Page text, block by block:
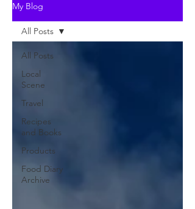
My Blog
All Posts
Local
Scene
Travel
Recipes
and Books
Products
Food Diary
Archive
All Posts